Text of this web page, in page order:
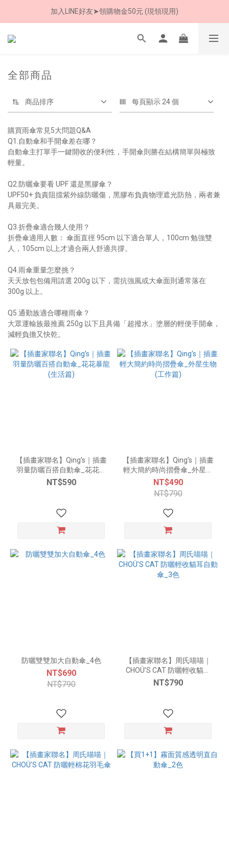
8/8 父親節限定 超商取貨免運費
加入LINE好友➤領購物金50元 (現領現用)
7/30-8/24 全館買就送 雨傘收納袋(乙個)
全部商品
商品排序 每頁顯示 24 個
購買雨傘常見5大問題Q&A
Q1.自動傘和手開傘差在哪？
自動傘主打單手一鍵開收的便利性，手開傘則勝在結構簡單與極致
輕量。
Q2.防曬傘要看 UPF 還是黑膠傘？
UPF50+ 負責阻擋紫外線防曬傷，黑膠布負責物理遮光防熱，兩者兼
具最完美。
Q3.折疊傘適合幾人使用？
折疊傘適用人數： 傘面直徑 95cm 以下適合單人，100cm 勉強雙
人，105cm 以上才適合兩人舒適共撐。
Q4.雨傘重量怎麼挑？
天天放包包備用請選 200g 以下，需抗強風或大傘面則通常落在
300g 以上。
Q5.通勤族適合哪種雨傘？
大眾運輸族最推薦 250g 以下且具備「超撥水」塗層的輕便手開傘，
減輕負擔又快乾。
【插畫家聯名】Qing’s｜插畫
羽量防曬百搭自動傘_花花暴
龍 (生活篇)
NT$590
【插畫家聯名】Qing’s｜插畫
輕大簡約時尚摺疊傘_外星生
物 (工作篇)
NT$490
NT$790
防曬雙雙加大自動傘_4色
NT$690
NT$790
【插畫家聯名】周氏喵喵｜
CHOÜ’S CAT 防曬輕收貓耳
自動傘_3色
NT$790